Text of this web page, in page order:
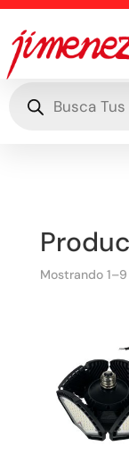
productos
Mostrando